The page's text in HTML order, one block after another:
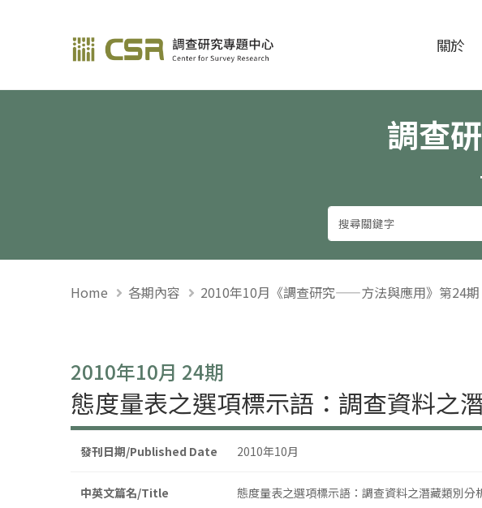
調查研究—方法與應用期刊 關於
調查
Home 各期內容 2010年10月《調查研究——方法與應用》第24期
2010年10月 24期
態度量表之選項標示語：調查資料之
發刊日期/Published Date 2010年10月
中英文篇名/Title
態度量表之選項標示語：調查資料之潛藏類別分